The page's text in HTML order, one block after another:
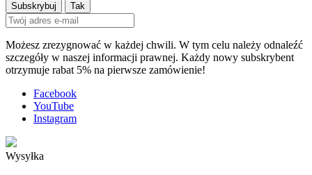
Możesz zrezygnować w każdej chwili. W tym celu należy odnaleźć
szczegóły w naszej informacji prawnej. Każdy nowy subskrybent
otrzymuje rabat 5% na pierwsze zamówienie!
Facebook
YouTube
Instagram
Wysyłka